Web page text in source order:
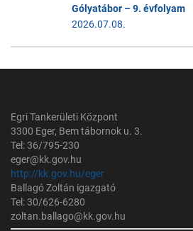
Gólyatábor – 9. évfolyam
2026.07.08.
Egri Tankerületi Központ
3300 Eger, Bem tábornok u. 3.
Tel: 36/795-230
eger@kk.gov.hu
http://kk.gov.hu/eger
Ballagó Zoltán igazgató
Tel: 30/626-6280
zoltan.ballago@kk.gov.hu